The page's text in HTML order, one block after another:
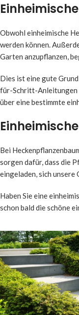
Obwohl einheimische
werden können.
Garten anzupflanzen,
Dies ist eine gute
für-Schritt-Anleitungen
über eine bestimmte
Bei
sorgen dafür, dass die
eingeladen, sich unsere
Haben Sie eine
schon bald die schöne